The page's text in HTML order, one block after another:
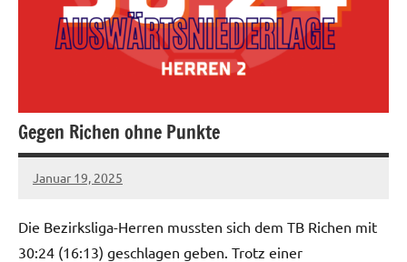
Gegen Richen ohne Punkte
Januar 19, 2025
hgadmin
Die Bezirksliga-Herren mussten sich dem TB Richen mit
30:24 (16:13) geschlagen geben. Trotz einer